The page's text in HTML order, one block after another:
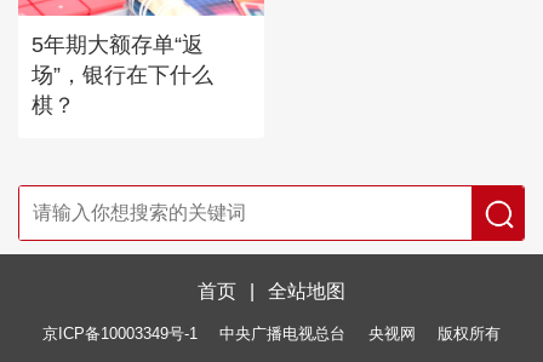
5年期大额存单“返
场”，银行在下什么
棋？
首页 全站地图
京ICP备10003349号-1 中央广播电视总台 央视网 版权所有